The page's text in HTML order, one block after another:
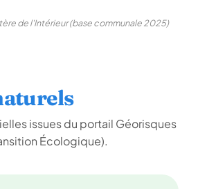
de l'Intérieur (base communale 2025)
issues du portail Géorisques
Écologique).